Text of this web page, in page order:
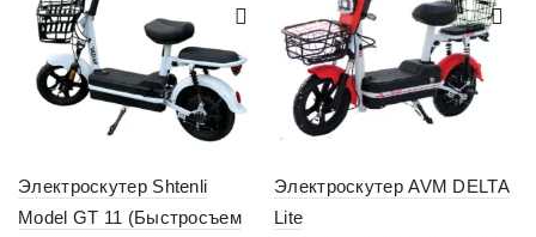
Электроскутер Shtenli
Model GT 11 (Быстросъем
Электроскутер AVM DELTA
Lite